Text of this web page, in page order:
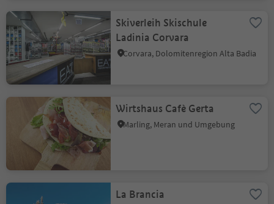
Skiverleih Skischule
Ladinia Corvara
Corvara, Dolomitenregion Alta Badia
Wirtshaus Cafè Gerta
Marling, Meran und Umgebung
La Brancia